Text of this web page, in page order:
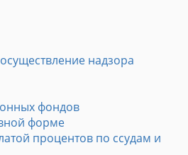
надзора
фондов
форме
процентов по ссудам и